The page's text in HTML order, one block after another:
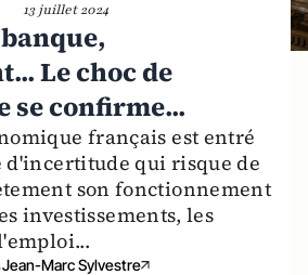
13 juillet 2024
Le choc de
confirme...
français est entré
d'incertitude qui risque de
son fonctionnement
investissements, les
Jean-Marc Sylvestre